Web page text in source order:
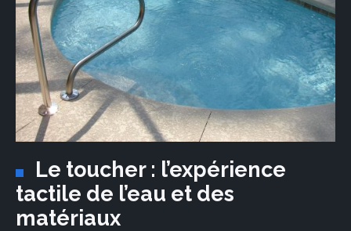
Le toucher : l’expérience
tactile de l’eau et des
matériaux